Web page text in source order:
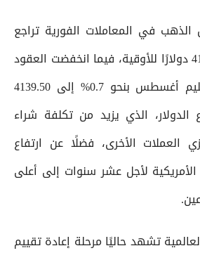
الذهب في المعاملات الفورية تراجع
بنحو 0.9% إلى 4127.59 دولارًا للأوقية، فيما انخفضت العقود
الأمريكية الآجلة تسليم أغسطس بنحو 0.7% إلى 4139.50
الدولار، الذي يزيد من تكلفة شراء
العملات الأخرى، فضلًا عن ارتفاع
الأمريكية لأجل عشر سنوات إلى أعلى
تشهد حاليًا مرحلة إعادة تقييم